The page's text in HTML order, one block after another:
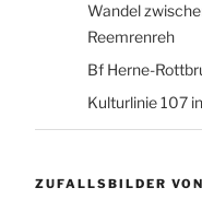
Wandel
Reemrenreh
Bf Herne-
Kulturlinie 107
ZUFALLSBILDER